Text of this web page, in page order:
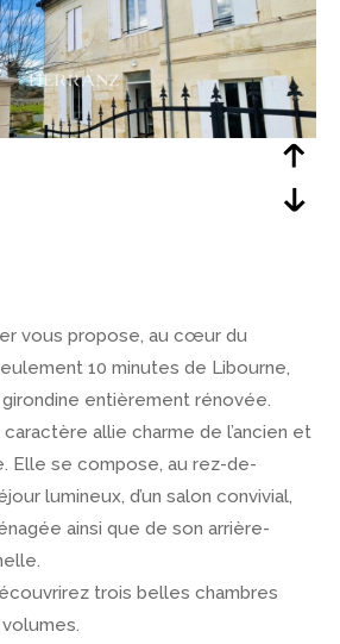
vous propose, au cœur du
10 minutes de Libourne,
entièrement rénovée.
allie charme de l’ancien et
Elle se compose, au rez-de-
lumineux, d’un salon convivial,
ainsi que de son arrière-
trois belles chambres